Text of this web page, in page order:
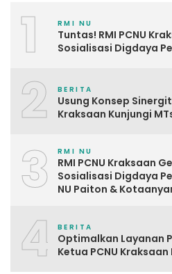
1 RMI NU
Tuntas! RMI PCNU
Sosialisasi Digdaya
2 BERITA
Usung Konsep
Kraksaan Kunjungi
3 RMI NU
RMI PCNU Kraksaan
Sosialisasi Digdaya
NU Paiton &
4 BERITA
Optimalkan Layanan
Ketua PCNU